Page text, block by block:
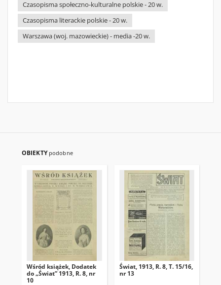
Czasopisma społeczno-kulturalne polskie - 20 w.
Czasopisma literackie polskie - 20 w.
Warszawa (woj. mazowieckie) - media -20 w.
OBIEKTY podobne
Wśród książek, Dodatek
do „Świat” 1913, R. 8, nr
10
Świat, 1913, R. 8, T. 15/16,
nr 13